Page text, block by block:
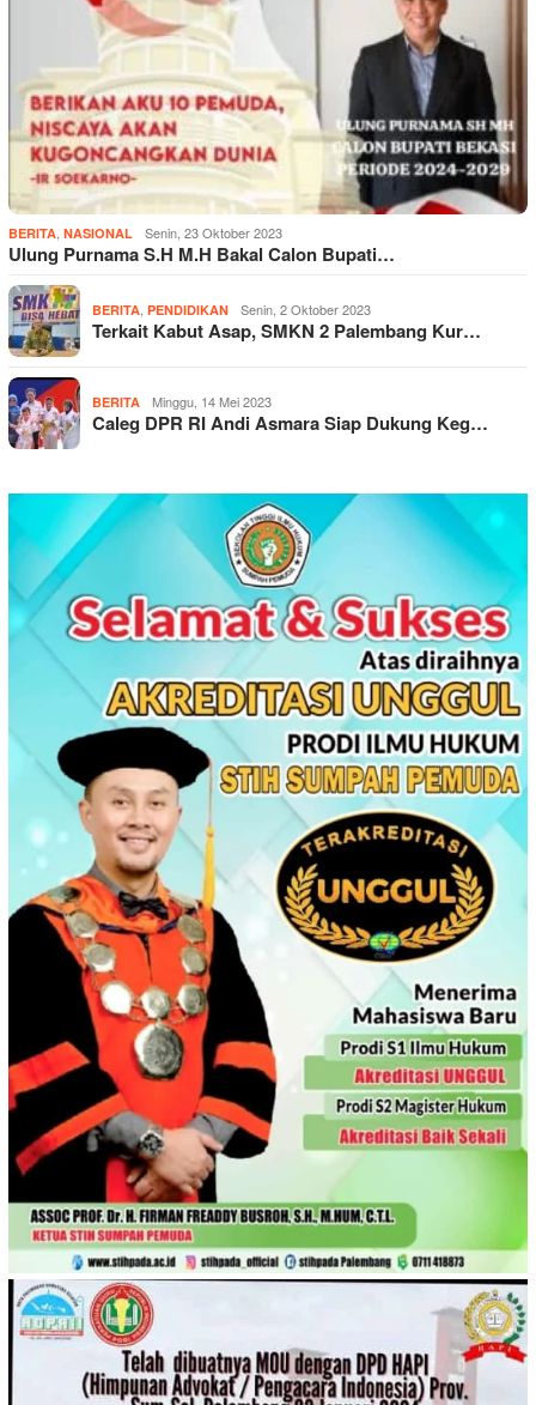
BERITA NASIONAL Senin, 23 Oktober 2023
Ulung Purnama S.H M.H Bakal Calon Bupati…
BERITA PENDIDIKAN Senin, 2 Oktober 2023
Terkait Kabut Asap, SMKN 2 Palembang Kur…
BERITA Minggu, 14 Mei 2023
Caleg DPR RI Andi Asmara Siap Dukung Keg…